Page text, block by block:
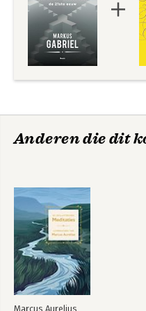
Anderen die dit
Marcus Aurelius